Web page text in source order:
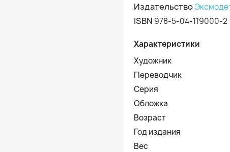
Издательство
ISBN 978-5-04-119000-2
Характеристики
Художник
Переводчик
Серия
Обложка
Возраст
Год издания
Вес